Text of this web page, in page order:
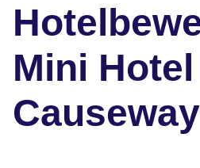
Mini Hotel